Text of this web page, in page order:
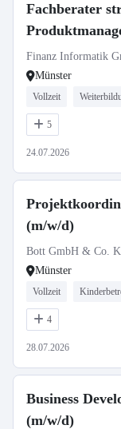
Fachberater
Finanz Informatik
Münster
Vollzeit
5
24.07.2026
(m/w/d)
Bott GmbH & Co.
Münster
Vollzeit
4
28.07.2026
Business
(m/w/d)